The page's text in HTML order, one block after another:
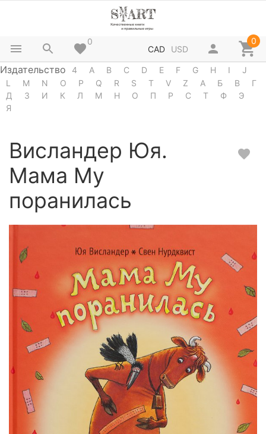
0
CAD USD
0
Издательство 4 A B C D E F G H I
J
L
M N O P Q R S T V Z А Б В
Г
Д
З И К Л М Н О П Р С Т Ф
Э
Я
Висландер Юя.
Мама Му
поранилась